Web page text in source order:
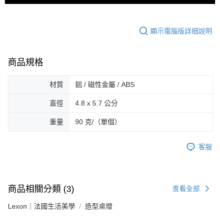
顯示電腦版詳細說明
商品規格
材質 鋁 / 磁性金屬 / ABS
直徑 4.8 x 5.7 公分
重量 90 克/（單個）
客服
商品相關分類 (3) 查看全部
Lexon｜法國生活美學 造型桌燈